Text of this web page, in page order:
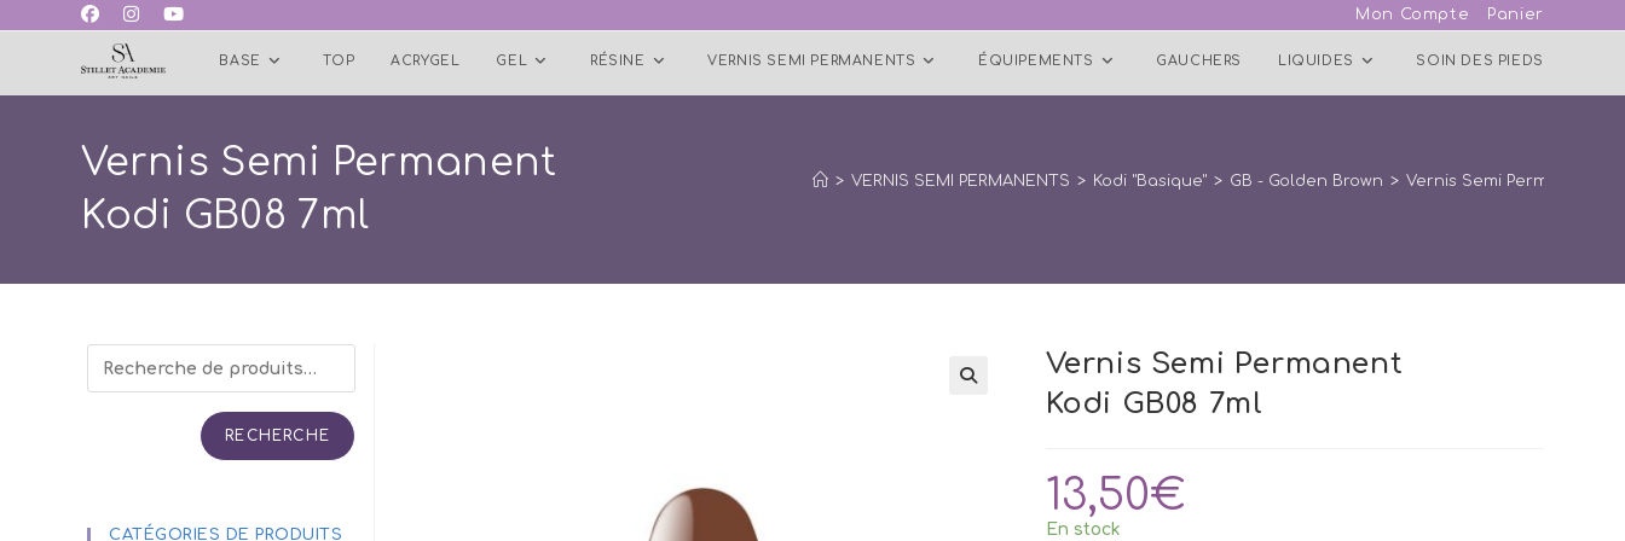
Mon Compte Panier
BASE TOP ACRYGEL GEL RÉSINE VERNIS SEMI PERMANENTS ÉQUIPEMENTS GAUCHERS LIQUIDES SOIN DES PIEDS
Vernis Semi Permanent
Kodi GB08 7ml
> VERNIS SEMI PERMANENTS > Kodi "Basique" > GB - Golden Brown > Vernis Semi Permanent
Vernis Semi Permanent
Kodi GB08 7ml
13,50€
En stock
RECHERCHE
CATÉGORIES DE PRODUITS